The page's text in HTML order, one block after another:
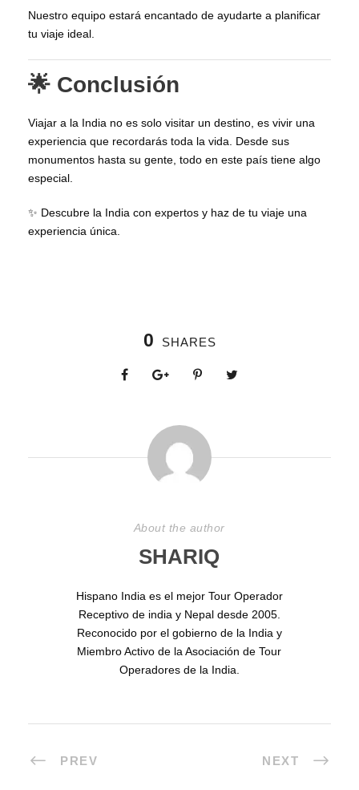
Nuestro equipo estará encantado de ayudarte a planificar
tu viaje ideal.
🌟 Conclusión
Viajar a la India no es solo visitar un destino, es vivir una
experiencia que recordarás toda la vida. Desde sus
monumentos hasta su gente, todo en este país tiene algo
especial.
✨ Descubre la India con expertos y haz de tu viaje una
experiencia única.
0 SHARES
About the author
SHARIQ
Hispano India es el mejor Tour Operador
Receptivo de india y Nepal desde 2005.
Reconocido por el gobierno de la India y
Miembro Activo de la Asociación de Tour
Operadores de la India.
PREV NEXT